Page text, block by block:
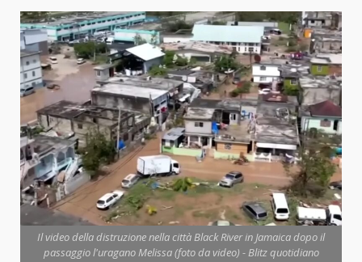
Il video della distruzione nella città Black River in Jamaica dopo il
passaggio l'uragano Melissa (foto da video) - Blitz quotidiano